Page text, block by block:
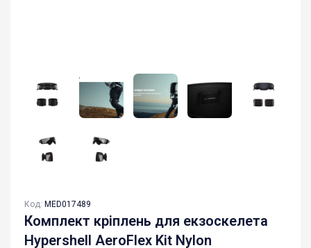
Код: MED017489
Комплект кріплень для екзоскелета
Hypershell AeroFlex Kit Nylon